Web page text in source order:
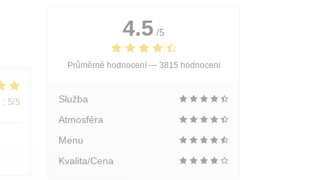
: 5/5
4.5 /5
Průměrné hodnocení — 3815 hodnoceni
Služba
Atmosféra
Menu
Kvalita/Cena